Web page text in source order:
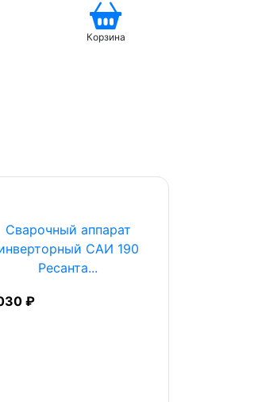
Корзина
Сварочный аппарат
САИ 190
Ресанта...
₽